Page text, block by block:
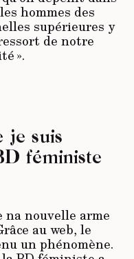
hommes des
supérieures y
de notre
».
je suis
féministe
na nouvelle arme
au web, le
un phénomène.